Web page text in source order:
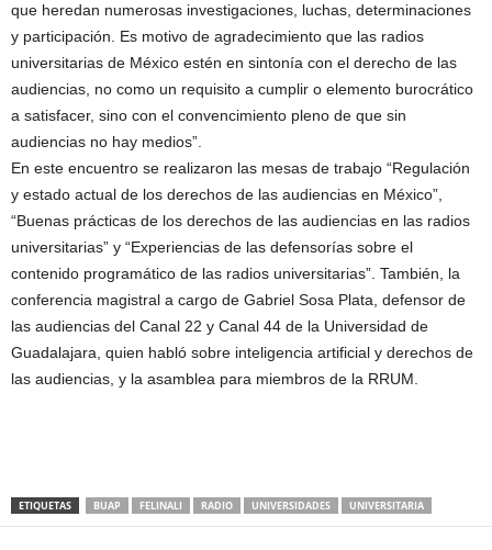
que heredan numerosas investigaciones, luchas, determinaciones
y participación. Es motivo de agradecimiento que las radios
universitarias de México estén en sintonía con el derecho de las
audiencias, no como un requisito a cumplir o elemento burocrático
a satisfacer, sino con el convencimiento pleno de que sin
audiencias no hay medios”.
En este encuentro se realizaron las mesas de trabajo “Regulación
y estado actual de los derechos de las audiencias en México”,
“Buenas prácticas de los derechos de las audiencias en las radios
universitarias” y “Experiencias de las defensorías sobre el
contenido programático de las radios universitarias”. También, la
conferencia magistral a cargo de Gabriel Sosa Plata, defensor de
las audiencias del Canal 22 y Canal 44 de la Universidad de
Guadalajara, quien habló sobre inteligencia artificial y derechos de
las audiencias, y la asamblea para miembros de la RRUM.
ETIQUETAS BUAP FELINALI RADIO UNIVERSIDADES UNIVERSITARIA